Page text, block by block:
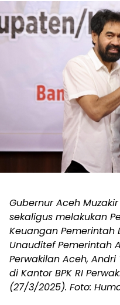
Gubernur Aceh
sekaligus melakukan
Keuangan Pemerintah
Unauditef Pemerintah
Perwakilan Aceh, Andri
di Kantor BPK RI
(27/3/2025). Foto: